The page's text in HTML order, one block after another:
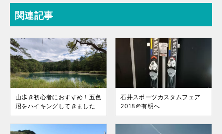
関連記事
山歩き初心者におすすめ！五色
沼をハイキングしてきました
石井スポーツカスタムフェア
2018＠有明へ